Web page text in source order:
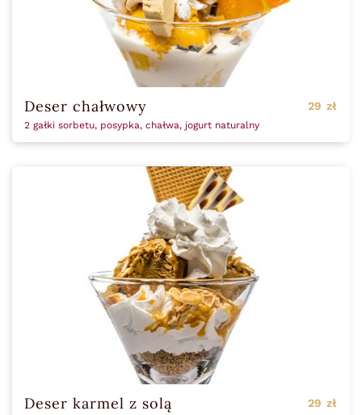
Deser chałwowy
2 gałki sorbetu, posypka, chałwa, jogurt naturalny
29 zł
Deser karmel z solą 29 zł